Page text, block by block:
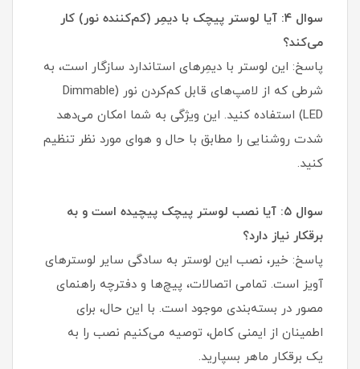
سوال ۴: آیا لوستر پیچک با دیمِر (کم‌کننده نور) کار
می‌کند؟
پاسخ: این لوستر با دیمِرهای استاندارد سازگار است، به
شرطی که از لامپ‌های قابل کم‌کردن نور (Dimmable
LED) استفاده کنید. این ویژگی به شما امکان می‌دهد
شدت روشنایی را مطابق با حال و هوای مورد نظر تنظیم
کنید.
سوال ۵: آیا نصب لوستر پیچک پیچیده است و به
برقکار نیاز دارد؟
پاسخ: خیر، نصب این لوستر به سادگی سایر لوسترهای
آویز است. تمامی اتصالات، پیچ‌ها و دفترچه راهنمای
مصور در بسته‌بندی موجود است. با این حال، برای
اطمینان از ایمنی کامل، توصیه می‌کنیم نصب را به
یک برقکار ماهر بسپارید.